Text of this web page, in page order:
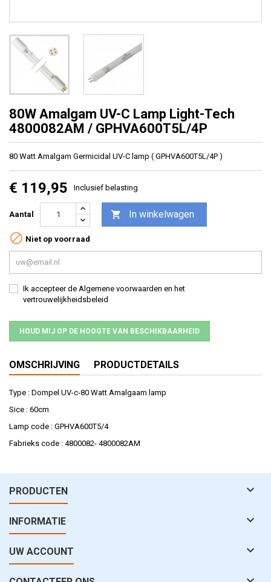
80W Amalgam UV-C Lamp Light-Tech
4800082AM / GPHVA600T5L/4P
80 Watt Amalgam Germicidal UV-C lamp ( GPHVA600T5L/4P )
€ 119,95 Inclusief belasting
Aantal  In winkelwagen
 Niet op voorraad
Ik accepteer de Algemene voorwaarden en het
vertrouwelijkheidsbeleid
HOUD MIJ OP DE HOOGTE VAN BESCHIKBAARHEID
OMSCHRIJVING PRODUCTDETAILS
Type : Dompel UV-c-80 Watt Amalgaam lamp
Sice : 60cm
Lamp code : GPHVA600T5/4
Fabrieks code : 4800082- 4800082AM
PRODUCTEN 
INFORMATIE 
UW ACCOUNT 